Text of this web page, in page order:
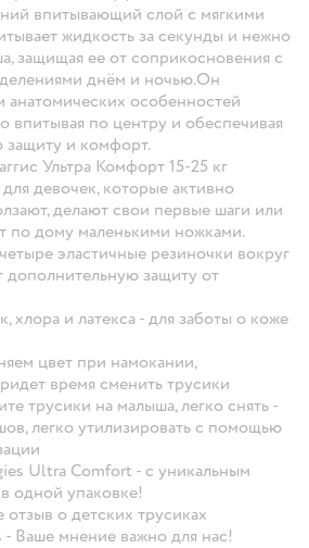
впитывающий слой с мягкими
жидкость за секунды и нежно
защищая ее от соприкосновения с
днём и ночью.Он
анатомических особенностей
впитывая по центру и обеспечивая
и комфорт.
Ультра Комфорт 15-25 кг
девочек, которые активно
делают свои первые шаги или
по дому маленькими ножками.
эластичные резиночки вокруг
защиту от
хлора и латекса - для заботы о коже
цвет при намокании,
время сменить трусики
трусики на малыша, легко снять -
легко утилизировать с помощью
Ultra Comfort - с уникальным
одной упаковке!
отзыв о детских трусиках
- Ваше мнение важно для нас!